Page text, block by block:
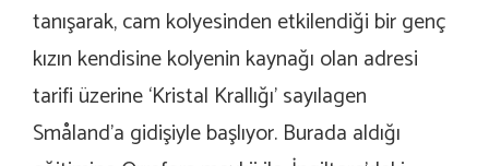
tanışarak, cam kolyesinden etkilendiği bir genç
kızın kendisine kolyenin kaynağı olan adresi
tarifi üzerine ‘Kristal Krallığı’ sayılagen
Småland’a gidişiyle başlıyor. Burada aldığı